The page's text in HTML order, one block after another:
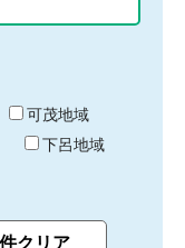
可茂地域
下呂地域